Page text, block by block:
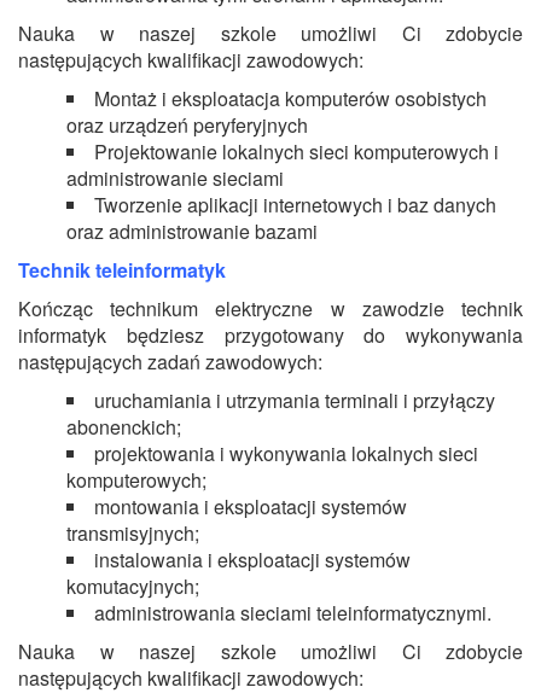
Nauka w naszej szkole umożliwi Ci zdobycie
następujących kwalifikacji zawodowych:
Montaż i eksploatacja komputerów osobistych
oraz urządzeń peryferyjnych
Projektowanie lokalnych sieci komputerowych i
administrowanie sieciami
Tworzenie aplikacji internetowych i baz danych
oraz administrowanie bazami
Technik teleinformatyk
Kończąc technikum elektryczne w zawodzie technik
informatyk będziesz przygotowany do wykonywania
następujących zadań zawodowych:
uruchamiania i utrzymania terminali i przyłączy
abonenckich;
projektowania i wykonywania lokalnych sieci
komputerowych;
montowania i eksploatacji systemów
transmisyjnych;
instalowania i eksploatacji systemów
komutacyjnych;
administrowania sieciami teleinformatycznymi.
Nauka w naszej szkole umożliwi Ci zdobycie
następujących kwalifikacji zawodowych: